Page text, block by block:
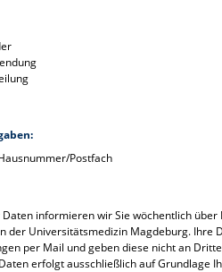
Postfach
informieren wir Sie wöchentlich
der Universitätsmedizin Magdeburg. Ihre
per Mail und geben diese nicht an
erfolgt ausschließlich auf Grundlage